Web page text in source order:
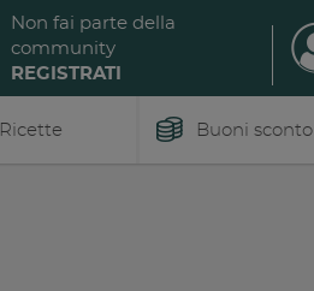
Non fai parte della
community
REGISTRATI
Ricette Buoni sconto